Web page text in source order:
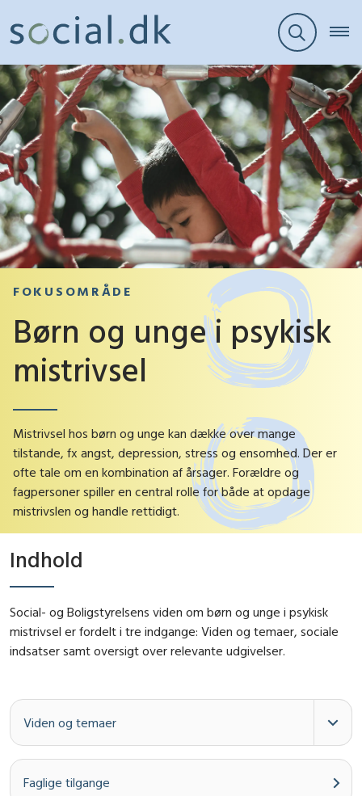
FOKUSOMRÅDE
Børn og unge i psykisk
mistrivsel
Mistrivsel hos børn og unge kan dække over mange
tilstande, fx angst, depression, stress og ensomhed. Der er
ofte tale om en kombination af årsager. Forældre og
fagpersoner spiller en central rolle for både at opdage
mistrivslen og handle rettidigt.
Indhold
Social- og Boligstyrelsens viden om børn og unge i psykisk
mistrivsel er fordelt i tre indgange: Viden og temaer, sociale
indsatser samt oversigt over relevante udgivelser.
Viden og temaer
Faglige tilgange